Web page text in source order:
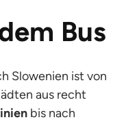
Bus
Slowenien ist von
aus recht
bis nach